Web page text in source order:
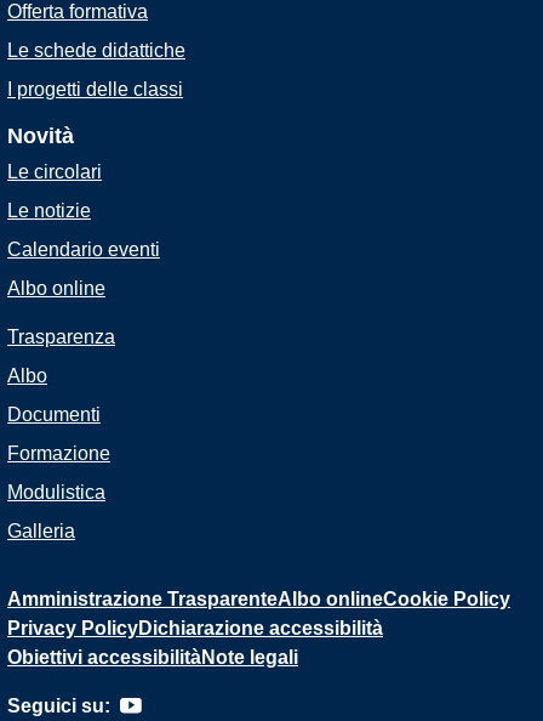
Offerta formativa
Le schede didattiche
I progetti delle classi
Novità
Le circolari
Le notizie
Calendario eventi
Albo online
Trasparenza
Albo
Documenti
Formazione
Modulistica
Galleria
Amministrazione TrasparenteAlbo onlineCookie Policy
Privacy PolicyDichiarazione accessibilità
Obiettivi accessibilitàNote legali
Seguici su: